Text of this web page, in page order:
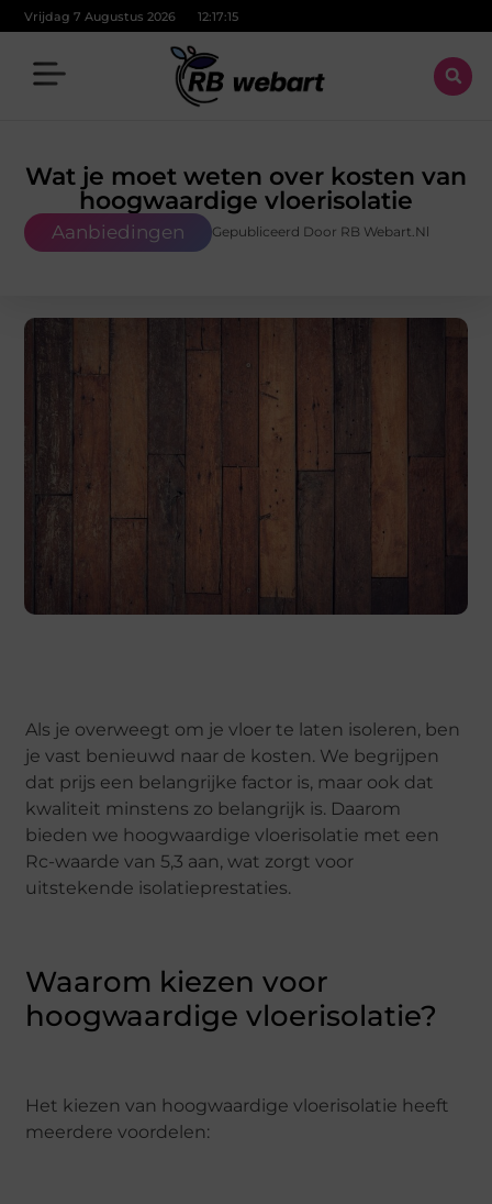
Vrijdag 7 Augustus 2026 12:17:17
Wat je moet weten over kosten van
hoogwaardige vloerisolatie
Aanbiedingen Gepubliceerd Door RB Webart.nl
Als je overweegt om je vloer te laten isoleren, ben
je vast benieuwd naar de kosten. We begrijpen
dat prijs een belangrijke factor is, maar ook dat
kwaliteit minstens zo belangrijk is. Daarom
bieden we hoogwaardige vloerisolatie met een
Rc-waarde van 5,3 aan, wat zorgt voor
uitstekende isolatieprestaties.
Waarom kiezen voor
hoogwaardige vloerisolatie?
Het kiezen van hoogwaardige vloerisolatie heeft
meerdere voordelen: